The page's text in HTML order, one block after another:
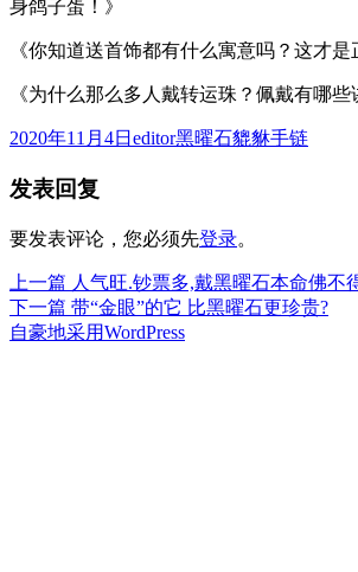
身鸽子蛋！》
《你知道送首饰都有什么寓意吗？这才
《为什么那么多人戴转运珠？佩戴有哪些
发
于
2020年11月4日 作
editor分
黑曜石貔貅手链
发表回复
要发表评论，您必须先登录。
文
章
上一篇 上
篇
文
人气旺.钞票多,戴黑曜石本命佛不
下一篇 下
篇
带“金眼”的它 比黑曜石更珍贵?
自豪地采用WordPress